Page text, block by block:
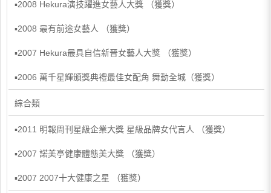
▪2008 Hekura演技躍進女藝人大獎 （獲獎）
▪2008 最有前途女藝人 （獲獎）
▪2007 Hekura最具自信新晉女藝人大獎 （獲獎）
▪2006 萬千星輝頒獎典禮最佳女配角 舞動全城（獲獎）
綜合類
▪2011 明報周刊星級企業大獎 星級品牌女代言人 （獲獎）
▪2007 諾美亭健康體態美大獎 （獲獎）
▪2007 2007十大健康之星 （獲獎）